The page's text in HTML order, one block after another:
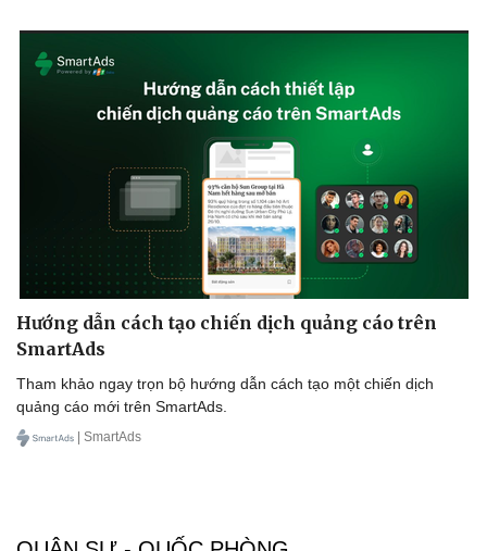
Hướng dẫn cách tạo chiến dịch quảng cáo trên
SmartAds
Tham khảo ngay trọn bộ hướng dẫn cách tạo một chiến dịch
quảng cáo mới trên SmartAds.
| SmartAds